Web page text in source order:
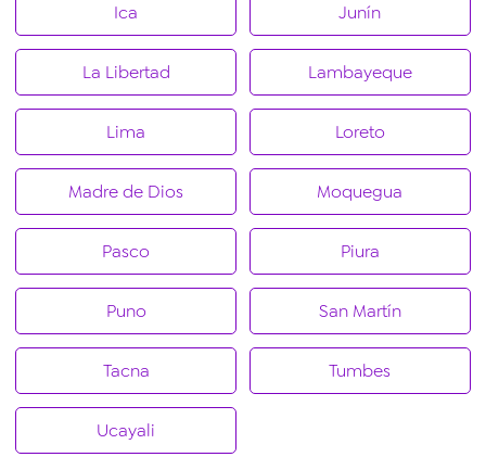
Ica Junín
La Libertad Lambayeque
Lima Loreto
Madre de Dios Moquegua
Pasco Piura
Puno San Martín
Tacna Tumbes
Ucayali